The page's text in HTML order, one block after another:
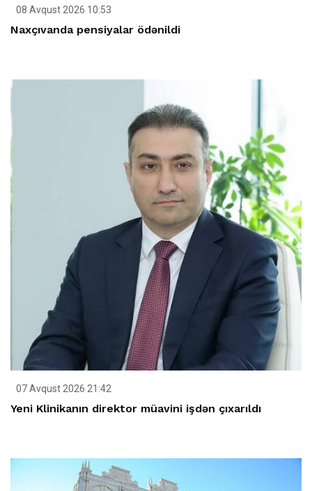
08 Avqust 2026 10:53
Naxçıvanda pensiyalar ödənildi
07 Avqust 2026 21:42
Yeni Klinikanın direktor müavini işdən çıxarıldı